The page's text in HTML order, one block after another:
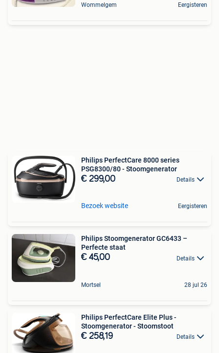
Wommelgem Eergisteren
Philips PerfectCare 8000 series
PSG8300/80 - Stoomgenerator
€ 299,00 Details
Bezoek website Eergisteren
Philips Stoomgenerator GC6433 –
Perfecte staat
€ 45,00 Details
Mortsel 28 jul 26
Philips PerfectCare Elite Plus -
Stoomgenerator - Stoomstoot
€ 258,19 Details